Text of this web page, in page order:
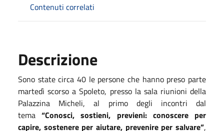
Contenuti correlati
Descrizione
Sono state circa 40 le persone che hanno preso parte
martedì scorso a Spoleto, presso la sala riunioni della
Palazzina Micheli, al primo degli incontri dal
tema“Conosci, sostieni, previeni: conoscere per
capire, sostenere per aiutare, prevenire per salvare”,